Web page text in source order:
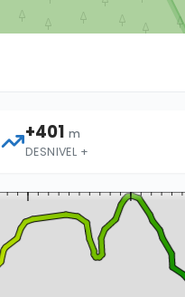
+401 m
DESNIVEL +